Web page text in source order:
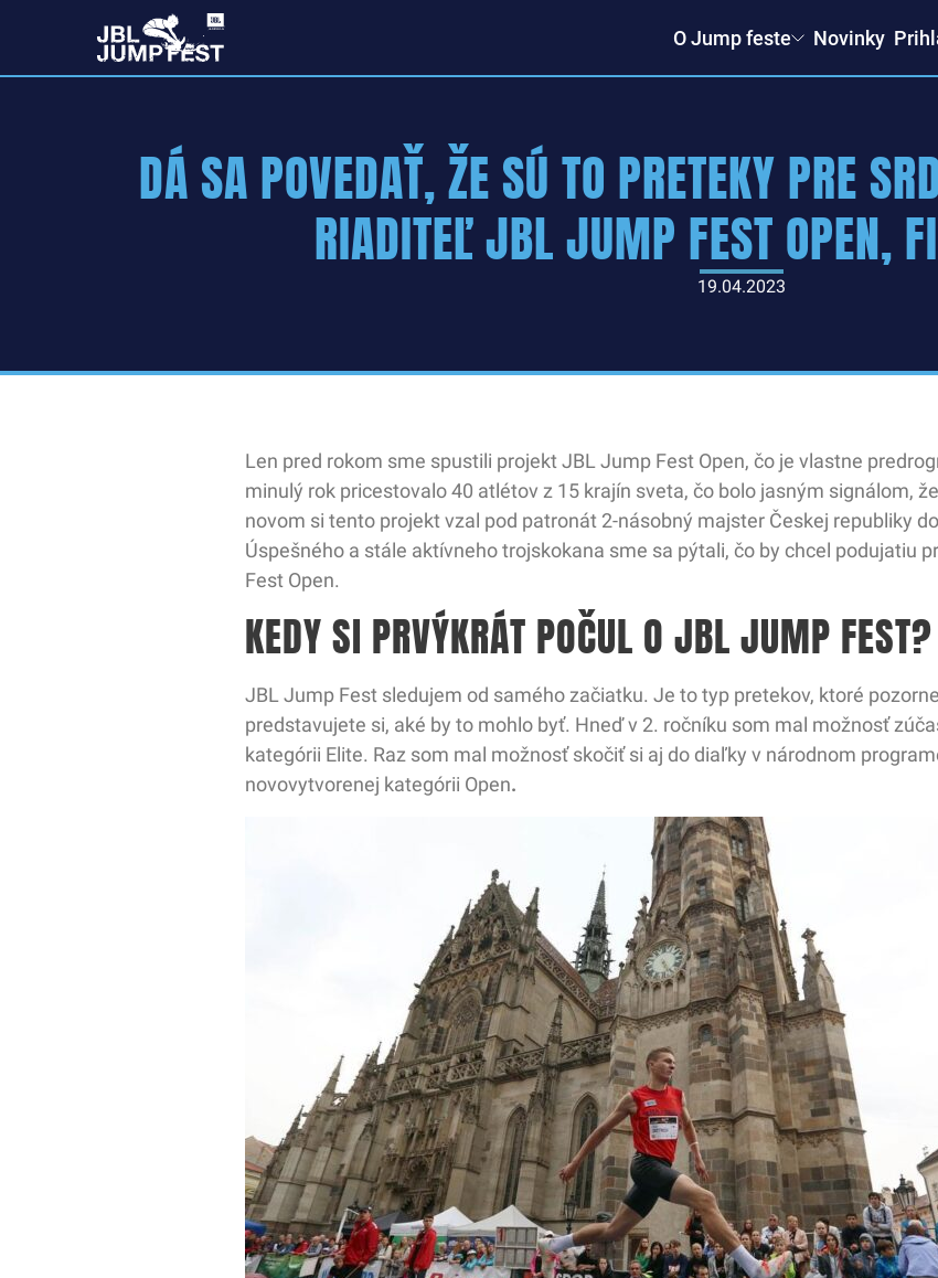
O Jump feste Novinky
DÁ SA POVEDAŤ, ŽE SÚ TO PRETEKY PRE
RIADITEĽ JBL JUMP FEST OPEN,
19.04.2023
Len pred rokom sme spustili projekt JBL Jump Fest Open, čo je vlastne
minulý rok pricestovalo 40 atlétov z 15 krajín sveta, čo bolo jasným signálom,
novom si tento projekt vzal pod patronát 2-násobný majster Českej republiky
Úspešného a stále aktívneho trojskokana sme sa pýtali, čo by chcel podujatiu
Fest Open.
KEDY SI PRVÝKRÁT POČUL O JBL JUMP FEST?
JBL Jump Fest sledujem od samého začiatku. Je to typ pretekov, ktoré
predstavujete si, aké by to mohlo byť. Hneď v 2. ročníku som mal možnosť
kategórii Elite. Raz som mal možnosť skočiť si aj do diaľky v národnom
novovytvorenej kategórii Open.